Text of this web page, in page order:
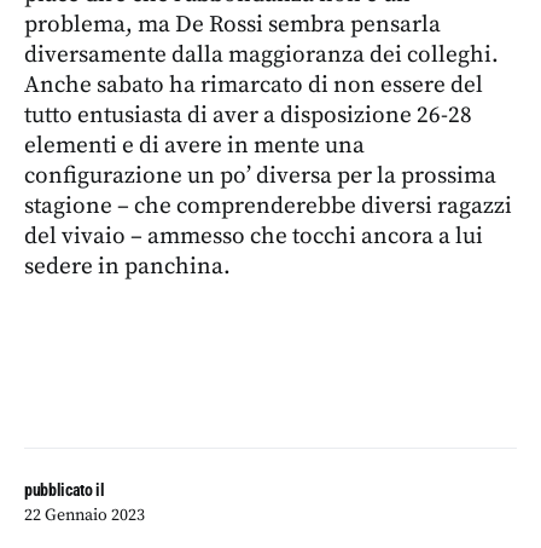
pubblicato il
22 Gennaio 2023
problema, ma De Rossi sembra pensarla
diversamente dalla maggioranza dei colleghi.
Anche sabato ha rimarcato di non essere del
tutto entusiasta di aver a disposizione 26-28
elementi e di avere in mente una
configurazione un po’ diversa per la prossima
stagione – che comprenderebbe diversi ragazzi
del vivaio – ammesso che tocchi ancora a lui
sedere in panchina.